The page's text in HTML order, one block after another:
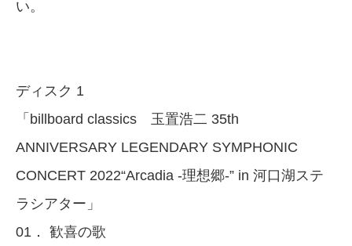
い。
ディスク 1
「billboard classics 玉置浩二 35th
ANNIVERSARY LEGENDARY SYMPHONIC
CONCERT 2022“Arcadia -理想郷-” in 河口湖ステ
ラシアター」
01． 歓喜の歌